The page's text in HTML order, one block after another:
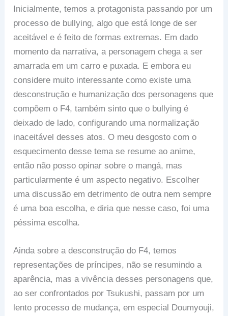
Inicialmente, temos a protagonista passando por um
processo de bullying, algo que está longe de ser
aceitável e é feito de formas extremas. Em dado
momento da narrativa, a personagem chega a ser
amarrada em um carro e puxada. E embora eu
considere muito interessante como existe uma
desconstrução e humanização dos personagens que
compõem o F4, também sinto que o bullying é
deixado de lado, configurando uma normalização
inaceitável desses atos. O meu desgosto com o
esquecimento desse tema se resume ao anime,
então não posso opinar sobre o mangá, mas
particularmente é um aspecto negativo. Escolher
uma discussão em detrimento de outra nem sempre
é uma boa escolha, e diria que nesse caso, foi uma
péssima escolha.
Ainda sobre a desconstrução do F4, temos
representações de príncipes, não se resumindo a
aparência, mas a vivência desses personagens que,
ao ser confrontados por Tsukushi, passam por um
lento processo de mudança, em especial Doumyouji,